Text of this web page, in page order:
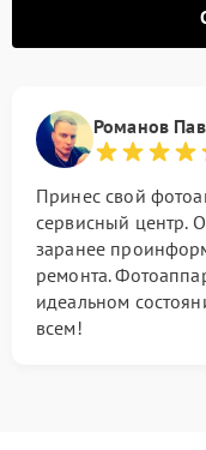
Романов
Принес свой
сервисный центр.
заранее
ремонта.
идеальном
всем!